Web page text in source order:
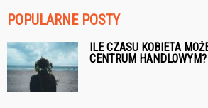
POPULARNE POSTY
ILE CZASU KOBIETA
CENTRUM HANDLOWYM?